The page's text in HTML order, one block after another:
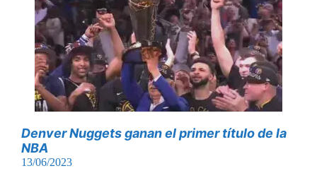
Denver Nuggets ganan el primer título de la
NBA
13/06/2023